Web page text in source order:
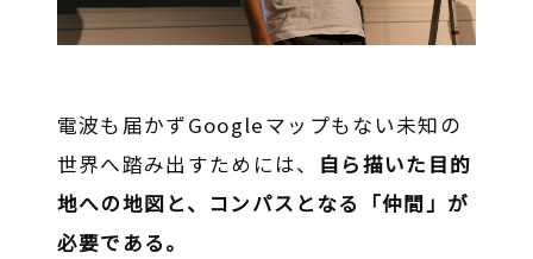
電波も届かずGoogleマップもない未知の
世界へ踏み出すためには、 自ら描いた目的
地への地図と、コンパスとなる「仲間」が
必要である。